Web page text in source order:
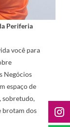
Periferia
você para
Negócios
espaço de
sobretudo,
brotam dos